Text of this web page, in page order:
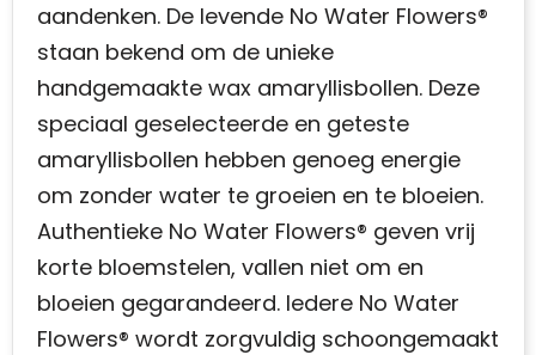
aandenken. De levende No Water Flowers®
staan bekend om de unieke
handgemaakte wax amaryllisbollen. Deze
speciaal geselecteerde en geteste
amaryllisbollen hebben genoeg energie
om zonder water te groeien en te bloeien.
Authentieke No Water Flowers® geven vrij
korte bloemstelen, vallen niet om en
bloeien gegarandeerd. Iedere No Water
Flowers® wordt zorgvuldig schoongemaakt